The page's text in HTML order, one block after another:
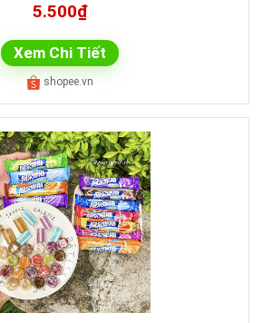
5.500₫
Xem Chi Tiết
shopee.vn